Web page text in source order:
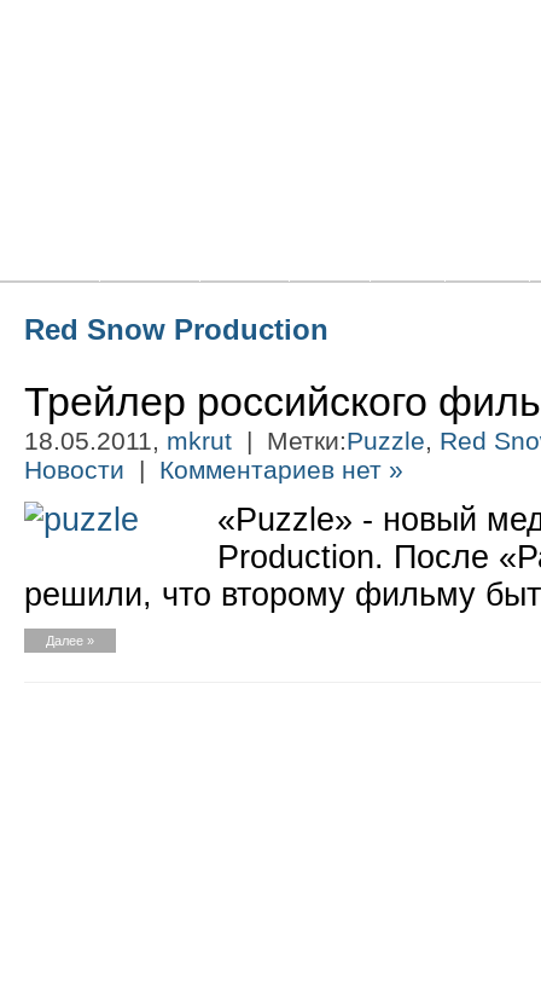
Red Snow Production
Трейлер российского
18.05.2011, mkrut | Метки:Puzzle, Red
Новости | Комментариев нет »
«Puzzle» - новый
Production. После
решили, что второму фильму
Далее »